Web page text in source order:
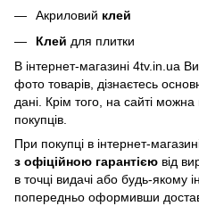
Акриловий клей
Клей для плитки
В інтернет-магазині 4tv.in.ua
фото товарів, дізнаєтесь
дані. Крім того, на сайті можна
покупців.
При покупці в інтернет-
з офіційною гарантією від
в точці видачі або будь-якому
попередньо оформивши